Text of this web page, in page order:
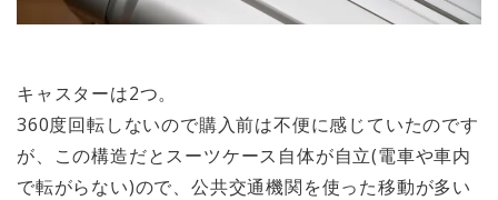
キャスターは2つ。
360度回転しないので購入前は不便に感じていたのです
が、この構造だとスーツケース自体が自立(電車や車内
で転がらない)ので、公共交通機関を使った移動が多い